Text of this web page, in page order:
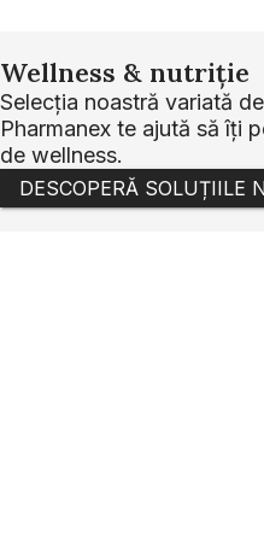
Wellness & nutriție
Selecția noastră variată
Pharmanex te ajută să îți
de wellness.
DESCOPERĂ SOLUȚIILE